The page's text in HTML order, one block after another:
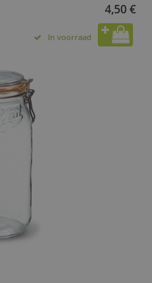
4,50 €
In voorraad